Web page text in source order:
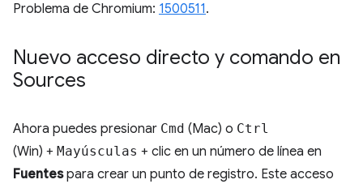
Problema de Chromium: 1500511.
Nuevo acceso directo y comando en
Sources
Ahora puedes presionar Cmd (Mac) o Ctrl
(Win) + Mayúsculas + clic en un número de línea en
Fuentespara crear un punto de registro. Este acceso